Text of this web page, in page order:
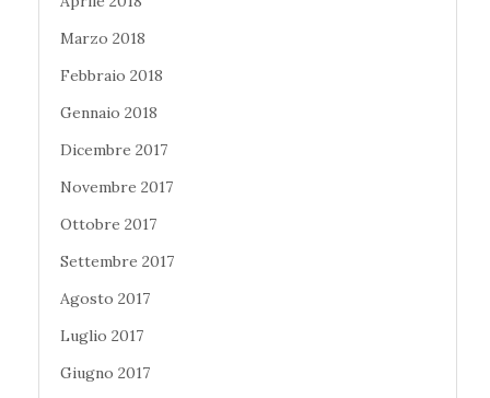
Marzo 2018
Febbraio 2018
Gennaio 2018
Dicembre 2017
Novembre 2017
Ottobre 2017
Settembre 2017
Agosto 2017
Luglio 2017
Giugno 2017